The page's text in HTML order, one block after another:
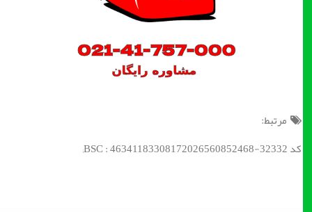
مرتبط:
کد BSC : 46341183308172026560852468-32332;